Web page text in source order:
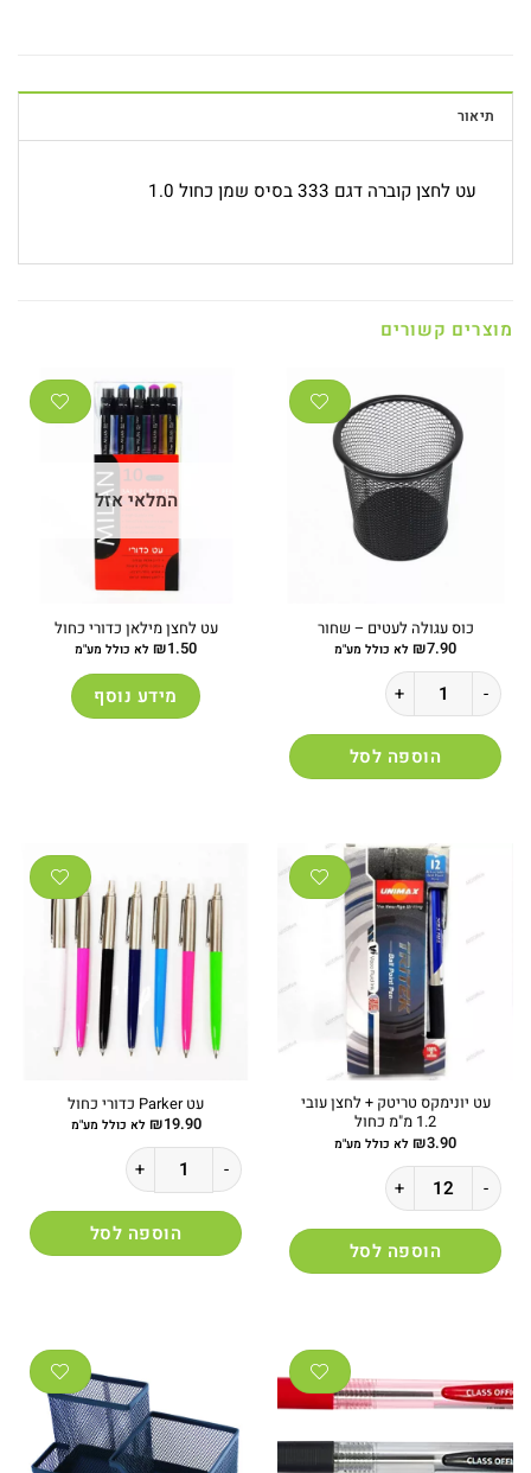
תיאור
עט לחצן קוברה דגם 333 בסיס שמן כחול 1.0
מוצרים קשורים
כוס עגולה לעטים – שחור
₪7.90 לא כולל מע"מ
כמות של כוס עגולה לעטים - שחור
הוספה לסל
המלאי אזל
עט לחצן מילאן כדורי כחול
₪1.50 לא כולל מע"מ
מידע נוסף
עט יונימקס טריטק + לחצן עובי
1.2 מ"מ כחול
₪3.90 לא כולל מע"מ
כמות של עט יונימקס טריטק + לחצן עובי 1.2 מ"מ כחול
הוספה לסל
עט Parker כדורי כחול
₪19.90 לא כולל מע"מ
כמות של עט Parker כדורי כחול
הוספה לסל